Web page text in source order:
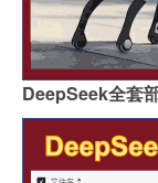
DeepSeek全套